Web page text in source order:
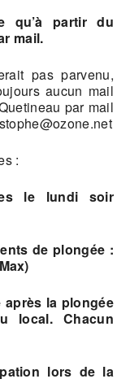
qu’à partir du
mail.
pas parvenu,
aucun mail
par mail
:
le lundi soir
de plongée :
la plongée
local. Chacun
lors de la